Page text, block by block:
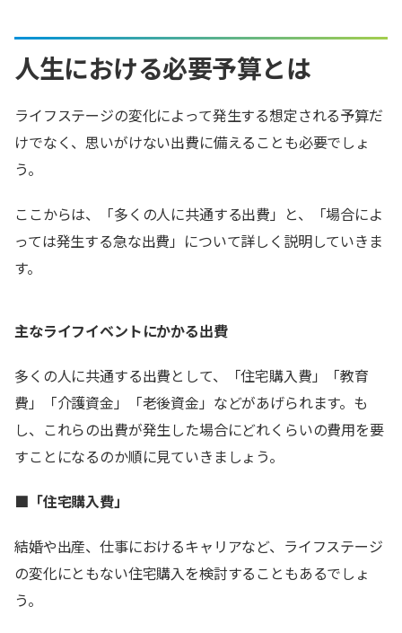
人生における必要予算とは
ライフステージの変化によって発生する想定される予算だ
けでなく、思いがけない出費に備えることも必要でしょ
う。
ここからは、「多くの人に共通する出費」と、「場合によ
っては発生する急な出費」について詳しく説明していきま
す。
主なライフイベントにかかる出費
多くの人に共通する出費として、「住宅購入費」「教育
費」「介護資金」「老後資金」などがあげられます。も
し、これらの出費が発生した場合にどれくらいの費用を要
すことになるのか順に見ていきましょう。
■「住宅購入費」
結婚や出産、仕事におけるキャリアなど、ライフステージ
の変化にともない住宅購入を検討することもあるでしょ
う。